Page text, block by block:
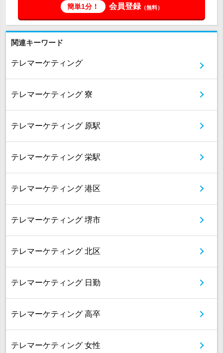
簡単1分！ 会員登録（無料）
関連キーワード
テレマーケティング
テレマーケティング 寮
テレマーケティング 原駅
テレマーケティング 栄駅
テレマーケティング 港区
テレマーケティング 堺市
テレマーケティング 北区
テレマーケティング 日勤
テレマーケティング 高卒
テレマーケティング 女性